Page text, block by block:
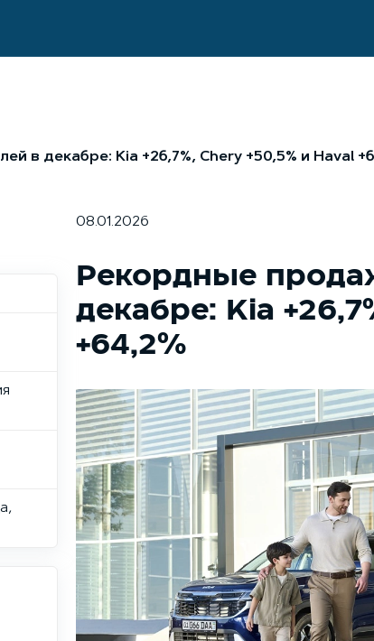
в декабре: Kia +26,7%, Chery +50,5% и Haval
08.01.2026
Рекордные
декабре: Kia
+64,2%